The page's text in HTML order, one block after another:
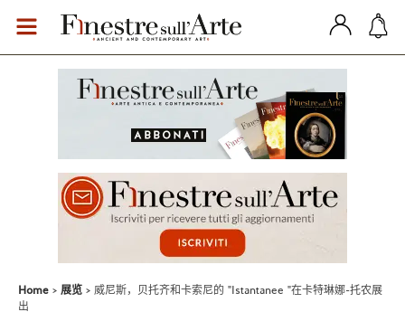
Home 展览
威尼斯，贝托齐和卡索尼的 "Istantanee "在卡特琳娜-托农展
出